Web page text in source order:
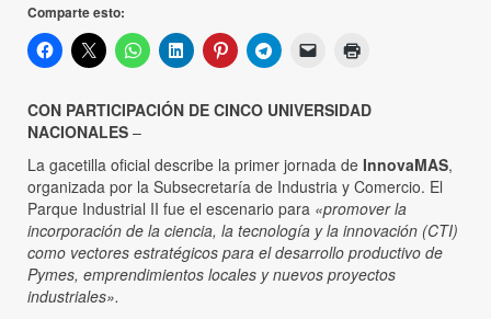
Comparte esto:
CON PARTICIPACIÓN DE CINCO UNIVERSIDAD
NACIONALES –
La gacetilla oficial describe la primer jornada de InnovaMAS,
organizada por la Subsecretaría de Industria y Comercio. El
Parque Industrial II fue el escenario para «promover la
incorporación de la ciencia, la tecnología y la innovación (CTI)
como vectores estratégicos para el desarrollo productivo de
Pymes, emprendimientos locales y nuevos proyectos
industriales».